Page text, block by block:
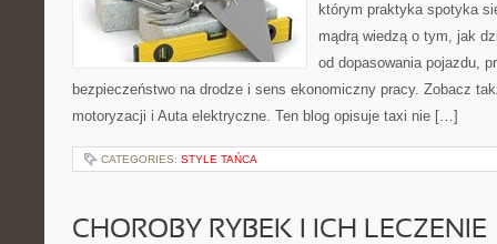
którym praktyka spotyka
mądrą wiedzą o tym, jak
od dopasowania pojazdu,
bezpieczeństwo na drodze i sens ekonomiczny pracy. Zobacz
motoryzacji i Auta elektryczne. Ten blog opisuje taxi nie […]
CATEGORIES: STYLE TAŃCA
CHOROBY RYBEK I ICH LECZENIE